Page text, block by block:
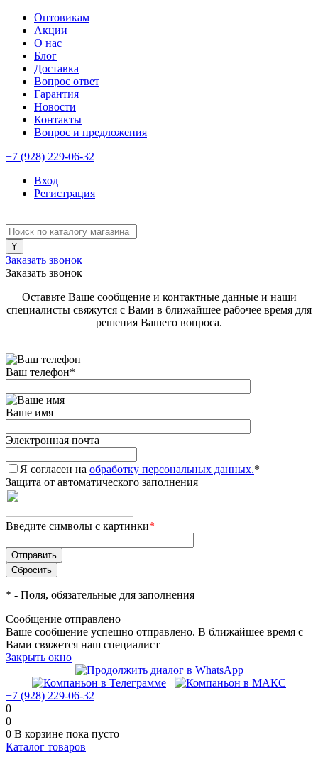
Оптовикам
Акции
О нас
Блог
Доставка
Вопрос ответ
Гарантия
Новости
Контакты
Вопрос и предложения
+7 (928) 229-06-32
Вход
Регистрация
Заказать звонок
Заказать звонок
Оставьте Ваше сообщение и контактные данные и наши
специалисты свяжутся с Вами в ближайшее рабочее время для
решения Вашего вопроса.
Ваш телефон*
Ваше имя
Электронная почта
Я согласен на обработку персональных данных.*
Защита от автоматического заполнения
Введите символы с картинки*
* - Поля, обязательные для заполнения
Сообщение отправлено
Ваше сообщение успешно отправлено. В ближайшее время с
Вами свяжется наш специалист
Закрыть окно
+7 (928) 229-06-32
0
0
0 В корзине пока пусто
Каталог товаров